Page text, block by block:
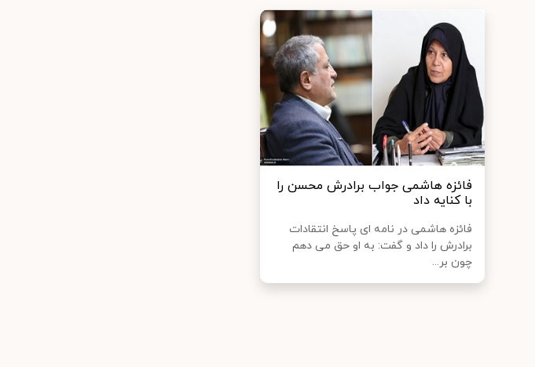
فائزه هاشمی جواب برادرش محسن را
با کنایه داد
فائزه هاشمی در نامه ای پاسخ انتقادات
برادرش را داد و گفت: به او حق می دهم
چون بر...